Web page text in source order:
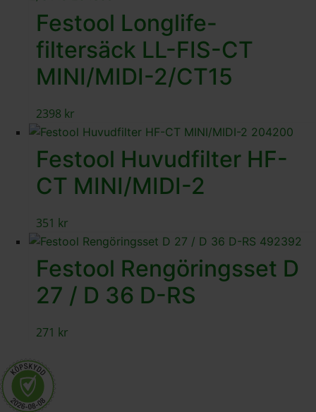
Festool Longlife-
filtersäck LL-FIS-CT
MINI/MIDI-2/CT15
2398 kr
Festool Huvudfilter HF-
CT MINI/MIDI-2
351 kr
Festool Rengöringsset D
27 / D 36 D-RS
271 kr